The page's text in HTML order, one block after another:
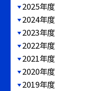
2025年度
2024年度
2023年度
2022年度
2021年度
2020年度
2019年度